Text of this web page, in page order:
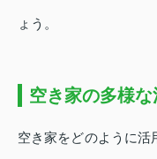
ょう。
空き家の多様
空き家をどのように活